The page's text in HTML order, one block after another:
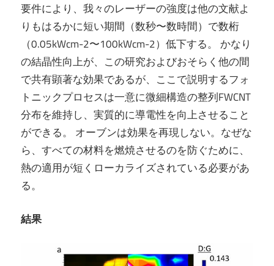
要件により、我々のレーザーの強度は他の文献よ
りもはるかに短い期間（数秒〜数時間）で数桁
（0.05kWcm-2〜100kWcm-2）低下する。 かなり
の結晶性向上が、この研究およびおそらく他の間
で共有顕著な効果であるが、ここで説明するフォ
トニックプロセスは一意に微細構造の整列FWCNT
分布を維持し、実質的に導電性を向上させること
ができる。 オーブンは効果を再現しない。なぜな
ら、すべての材料を燃焼させるのを防ぐために、
熱の適用が短くローカライズされている必要があ
る。
結果